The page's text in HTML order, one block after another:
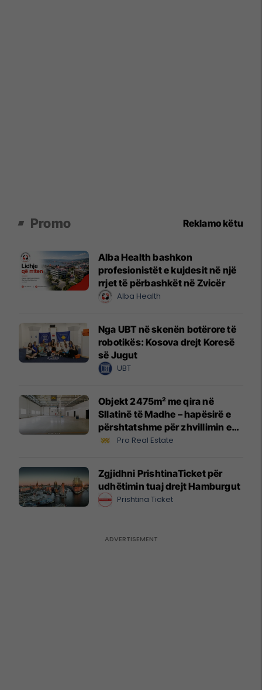
Promo Reklamo këtu
Alba Health bashkon
profesionistët e kujdesit në një
rrjet të përbashkët në Zvicër
Alba Health
Nga UBT në skenën botërore të
robotikës: Kosova drejt Koresë
së Jugut
UBT
Objekt 2475m² me qira në
Sllatinë të Madhe – hapësirë e
përshtatshme për zhvillimin e
biznesit #16068
Pro Real Estate
Zgjidhni PrishtinaTicket për
udhëtimin tuaj drejt Hamburgut
Prishtina Ticket